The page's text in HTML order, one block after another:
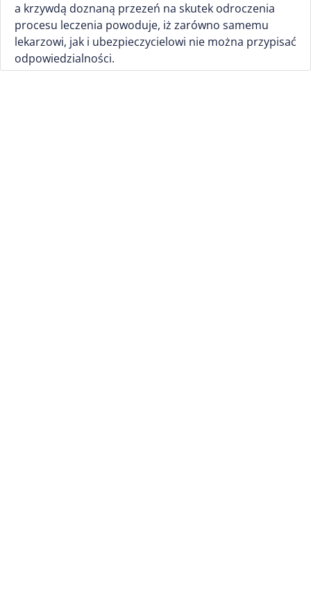
a krzywdą doznaną przezeń na skutek odroczenia
procesu leczenia powoduje, iż zarówno samemu
lekarzowi, jak i ubezpieczycielowi nie można przypisać
odpowiedzialności.